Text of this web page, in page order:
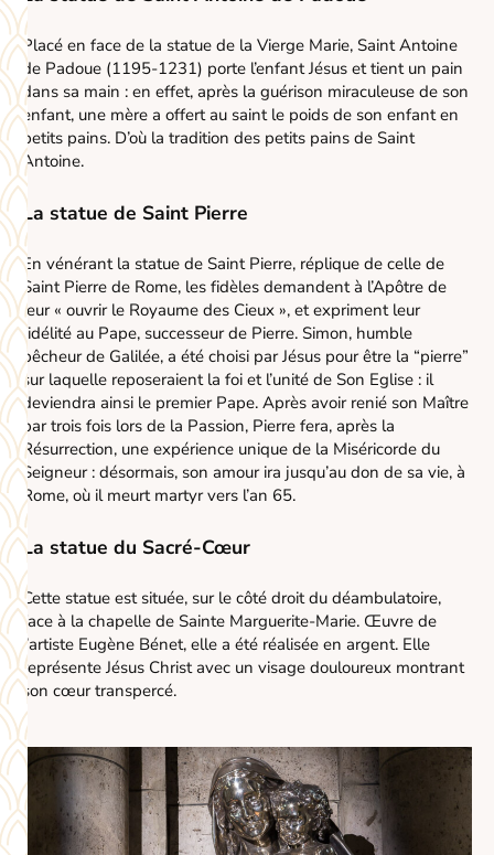
Placé en face de la statue de la Vierge Marie, Saint Antoine
de Padoue (1195-1231) porte l’enfant Jésus et tient un pain
dans sa main : en effet, après la guérison miraculeuse de son
enfant, une mère a offert au saint le poids de son enfant en
petits pains. D’où la tradition des petits pains de Saint
Antoine.
La statue de Saint Pierre
En vénérant la statue de Saint Pierre, réplique de celle de
Saint Pierre de Rome, les fidèles demandent à l’Apôtre de
leur « ouvrir le Royaume des Cieux », et expriment leur
fidélité au Pape, successeur de Pierre. Simon, humble
pêcheur de Galilée, a été choisi par Jésus pour être la “pierre”
sur laquelle reposeraient la foi et l’unité de Son Eglise : il
deviendra ainsi le premier Pape. Après avoir renié son Maître
par trois fois lors de la Passion, Pierre fera, après la
Résurrection, une expérience unique de la Miséricorde du
Seigneur : désormais, son amour ira jusqu’au don de sa vie, à
Rome, où il meurt martyr vers l’an 65.
La statue du Sacré-Cœur
Cette statue est située, sur le côté droit du déambulatoire,
face à la chapelle de Sainte Marguerite-Marie. Œuvre de
l’artiste Eugène Bénet, elle a été réalisée en argent. Elle
représente Jésus Christ avec un visage douloureux montrant
son cœur transpercé.